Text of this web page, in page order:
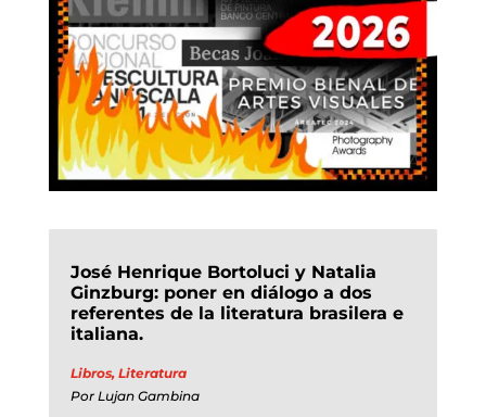
José Henrique Bortoluci y Natalia
Ginzburg: poner en diálogo a dos
referentes de la literatura brasilera e
italiana.
Libros, Literatura
Por Lujan Gambina